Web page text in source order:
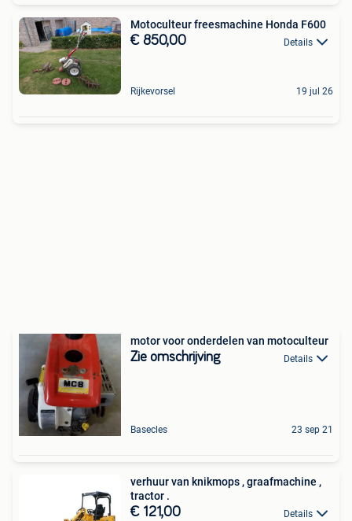
Motoculteur freesmachine Honda F600
€ 850,00 Details
Rijkevorsel 19 jul 26
motor voor onderdelen van motoculteur
Zie omschrijving Details
Basecles 23 sep 21
verhuur van knikmops , graafmachine ,
tractor .
€ 121,00 Details